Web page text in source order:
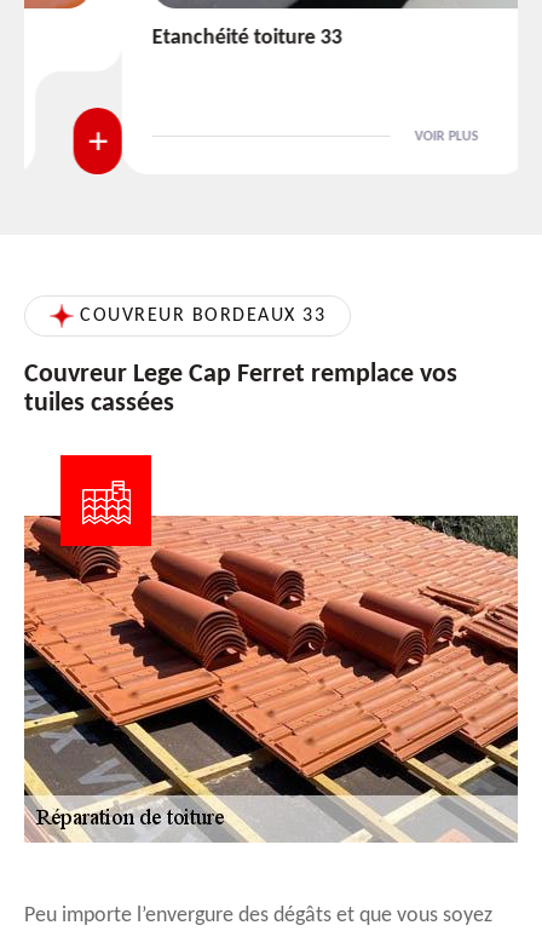
Etanchéité toiture 33
VOIR PLUS
COUVREUR BORDEAUX 33
Couvreur Lege Cap Ferret remplace vos
tuiles cassées
Peu importe l’envergure des dégâts et que vous soyez